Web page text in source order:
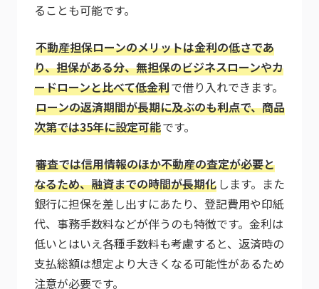
ることも可能です。
不動産担保ローンのメリットは金利の低さであ
り、担保がある分、無担保のビジネスローンやカ
ードローンと比べて低金利で借り入れできます。
ローンの返済期間が長期に及ぶのも利点で、商品
次第では35年に設定可能です。
審査では信用情報のほか不動産の査定が必要と
なるため、融資までの時間が長期化 します。また
銀行に担保を差し出すにあたり、登記費用や印紙
代、事務手数料などが伴うのも特徴です。金利は
低いとはいえ各種手数料も考慮すると、返済時の
支払総額は想定より大きくなる可能性があるため
注意が必要です。